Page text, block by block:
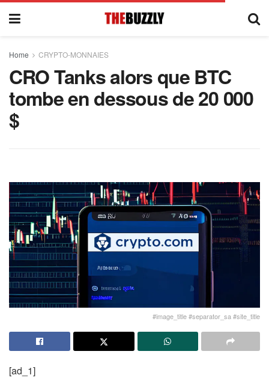
Home CRYPTO-MONNAIES
CRO Tanks alors que BTC
tombe en dessous de 20 000
$
#image_title #separator_sa #site_title
[ad_1]